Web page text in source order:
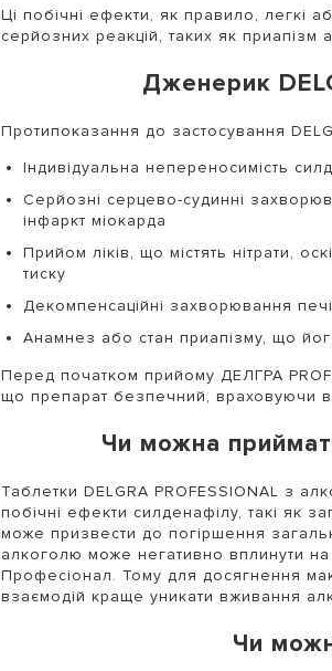
Ці побічні ефекти, як правило, легкі
серйозних реакцій, таких як
Дженерик
Протипоказання до застосування
Індивідуальна непереносимість
Серйозні серцево-судинні
інфаркт міокарда
Прийом ліків, що містять нітрати,
тиску
Декомпенсаційні захворювання
Анамнез або стан приапізму, що
Перед початком прийому ДЕЛГРА
що препарат безпечний, враховуючи
Чи можна
Таблетки DELGRA PROFESSIONAL з
побічні ефекти силденафілу, такі як
може призвести до погіршення
алкоголю може негативно вплинути
Професіонал. Тому для досягнення
взаємодій краще уникати вживання
Чи